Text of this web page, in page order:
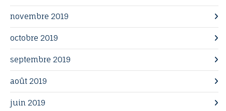
novembre 2019
octobre 2019
septembre 2019
août 2019
juin 2019